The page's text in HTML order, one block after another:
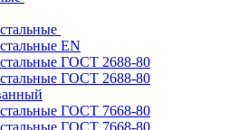
EN
ГОСТ 2688-80
ГОСТ 2688-80
ГОСТ 7668-80
ГОСТ 7668-80